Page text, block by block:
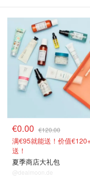
€0.00 €120.00
满€95就能送！价值
送！
夏季商店大礼包
@dealmoon.de